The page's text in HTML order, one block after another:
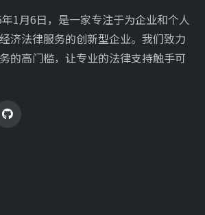
1月6日，是一家专注于为企业和个人
济法律服务的创新型企业。我们致力
的高门槛，让专业的法律支持触手可